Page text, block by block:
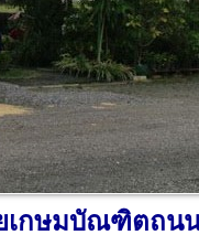
เกษมบัณฑิตถน